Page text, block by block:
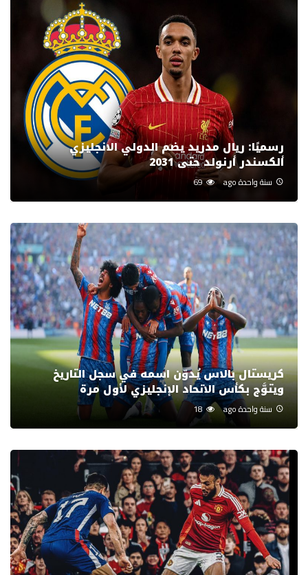
رسميًا: ريال مدريد يضم الدولي الانجليزي
ألكسندر أرنولد حتى 2031
سنة واحدة ago 69
كريستال بالاس يُدوّن اسمه في سجل التاريخ
ويتوَّج بكأس الاتحاد الإنجليزي لأول مرة
سنة واحدة ago 18